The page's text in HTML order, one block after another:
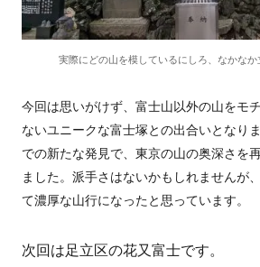
実際にどの山を模しているにしろ、なかなか
今回は思いがけず、富士山以外の山をモ
ないユニークな富士塚との出合いとなり
での新たな発見で、東京の山の奥深さを
ました。派手さはないかもしれませんが
て濃厚な山行になったと思っています。
次回は足立区の花又富士です。